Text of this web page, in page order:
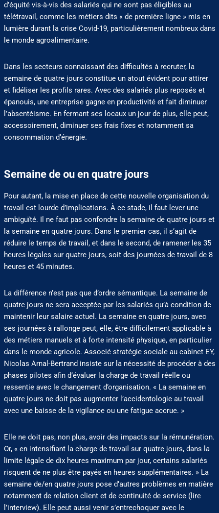
d’équité vis-à-vis des salariés qui ne sont pas éligibles au
télétravail, comme les métiers dits « de première ligne » mis en
lumière durant la crise Covid-19, particulièrement nombreux dans
le monde agroalimentaire.
Dans les secteurs connaissant des difficultés à recruter, la
semaine de quatre jours constitue un atout évident pour attirer
et fidéliser les profils rares. Avec des salariés plus reposés et
épanouis, une entreprise gagne en productivité et fait diminuer
l’absentéisme. En fermant ses locaux un jour de plus, elle peut,
accessoirement, diminuer ses frais fixes et notamment sa
consommation d’énergie.
Semaine de ou en quatre jours
Pour autant, la mise en place de cette nouvelle organisation du
travail est lourde d’implications. À ce stade, il faut lever une
ambiguïté. Il ne faut pas confondre la semaine de quatre jours et
la semaine en quatre jours. Dans le premier cas, il s’agit de
réduire le temps de travail, et dans le second, de ramener les 35
heures légales sur quatre jours, soit des journées de travail de 8
heures et 45 minutes.
La différence n’est pas que d’ordre sémantique. La semaine de
quatre jours ne sera acceptée par les salariés qu’à condition de
maintenir leur salaire actuel. La semaine en quatre jours, avec
ses journées à rallonge peut, elle, être difficilement applicable à
des métiers manuels et à forte intensité physique, en particulier
dans le monde agricole. Associé stratégie sociale au cabinet EY,
Nicolas Arnal-Bertrand insiste sur la nécessité de procéder à des
phases pilotes afin d’évaluer la charge de travail réelle ou
ressentie avec le changement d’organisation. « La semaine en
quatre jours ne doit pas augmenter l’accidentologie au travail
avec une baisse de la vigilance ou une fatigue accrue. »
Elle ne doit pas, non plus, avoir des impacts sur la rémunération.
Or, « en intensifiant la charge de travail sur quatre jours, dans la
limite légale de dix heures maximum par jour, certains salariés
risquent de ne plus être payés en heures supplémentaires. » La
semaine de/en quatre jours pose d’autres problèmes en matière
notamment de relation client et de continuité de service (lire
l’interview). Elle peut aussi venir s’entrechoquer avec le